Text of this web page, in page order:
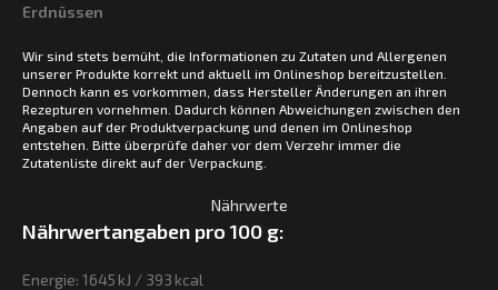
Erdnüssen
Wir sind stets bemüht, die Informationen zu Zutaten und Allergenen
unserer Produkte korrekt und aktuell im Onlineshop bereitzustellen.
Dennoch kann es vorkommen, dass Hersteller Änderungen an ihren
Rezepturen vornehmen. Dadurch können Abweichungen zwischen den
Angaben auf der Produktverpackung und denen im Onlineshop
entstehen. Bitte überprüfe daher vor dem Verzehr immer die
Zutatenliste direkt auf der Verpackung.
Nährwerte
Nährwertangaben pro 100 g:
Energie: 1645 kJ / 393 kcal